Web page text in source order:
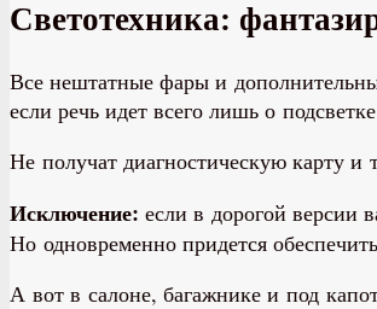
Светотехника:
Все нештатные фары и
если речь идет всего лишь о
Не получат диагностическую карту
Исключение: если в дорогой версии
Но одновременно придется
А вот в салоне, багажнике и под